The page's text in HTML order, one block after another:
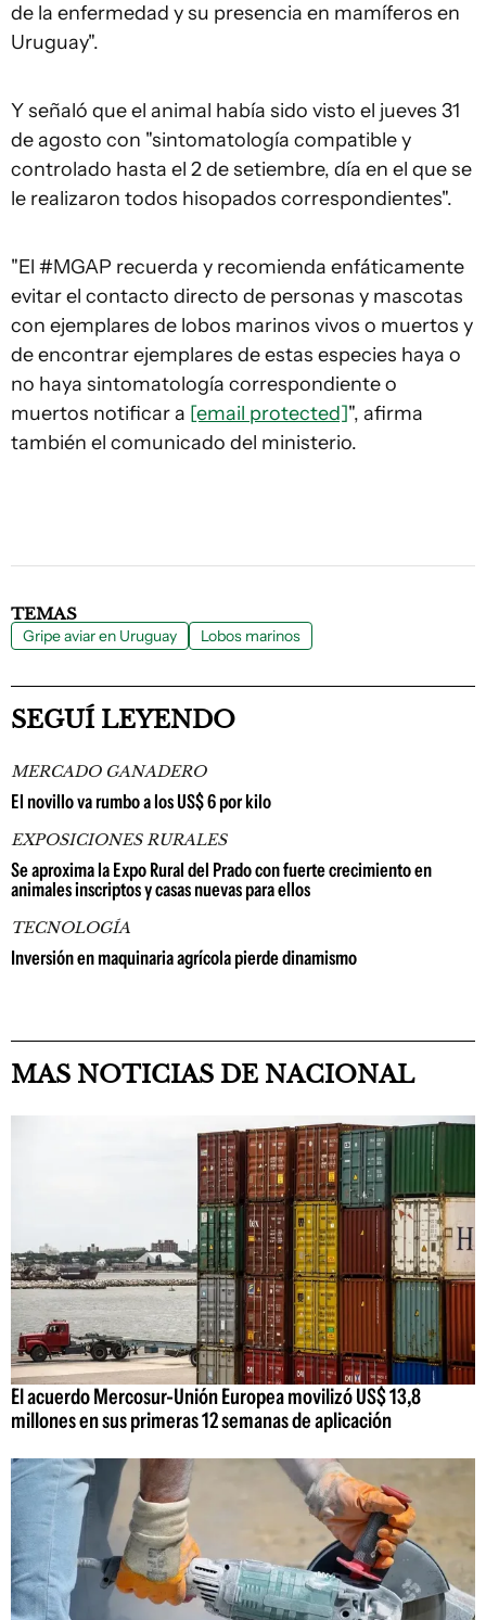
de la enfermedad y su presencia en mamíferos en
Uruguay".
Y señaló que el animal había sido visto el jueves 31
de agosto con "sintomatología compatible y
controlado hasta el 2 de setiembre, día en el que se
le realizaron todos hisopados correspondientes".
"El #MGAP recuerda y recomienda enfáticamente
evitar el contacto directo de personas y mascotas
con ejemplares de lobos marinos vivos o muertos y
de encontrar ejemplares de estas especies haya o
no haya sintomatología correspondiente o
muertos notificar a [email protected]", afirma
también el comunicado del ministerio.
TEMAS
Gripe aviar en Uruguay Lobos marinos
SEGUÍ LEYENDO
MERCADO GANADERO
El novillo va rumbo a los US$ 6 por kilo
EXPOSICIONES RURALES
Se aproxima la Expo Rural del Prado con fuerte crecimiento en
animales inscriptos y casas nuevas para ellos
TECNOLOGÍA
Inversión en maquinaria agrícola pierde dinamismo
MAS NOTICIAS DE NACIONAL
El acuerdo Mercosur-Unión Europea movilizó US$ 13,8
millones en sus primeras 12 semanas de aplicación